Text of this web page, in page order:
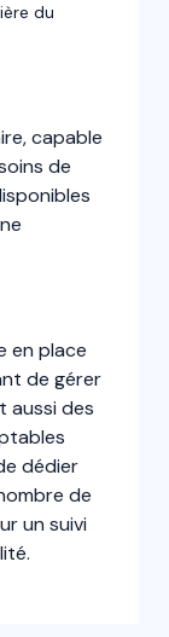
du
capable
de
en place
de gérer
aussi des
dédier
de
un suivi